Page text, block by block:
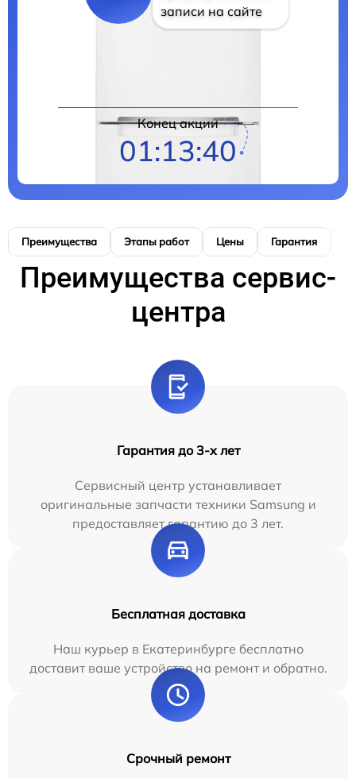
записи на сайте
Конец акции
01:13:39
Преимущества Этапы работ Цены Гарантия
Преимущества сервис-
центра
Гарантия до 3-х лет
Сервисный центр устанавливает
оригинальные запчасти техники Samsung и
предоставляет гарантию до 3 лет.
Бесплатная доставка
Наш курьер в Екатеринбурге бесплатно
доставит ваше устройство на ремонт и обратно.
Срочный ремонт